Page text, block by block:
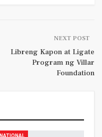
NEXT POST
Libreng Kapon at Ligate
Program ng Villar
Foundation
NATIONAL